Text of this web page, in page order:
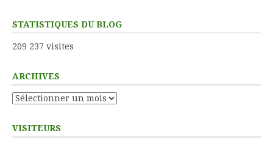
STATISTIQUES DU BLOG
209 237 visites
ARCHIVES
Archives
VISITEURS